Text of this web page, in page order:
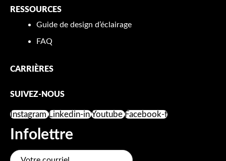
RESSOURCES
Guide de design d’éclairage
FAQ
CARRIÈRES
SUIVEZ-NOUS
Instagram Linkedin-inYoutube Facebook-f
Infolettre